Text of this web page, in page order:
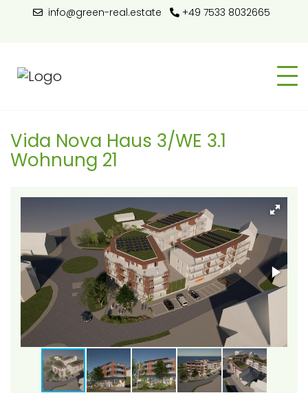
info@green-real.estate +49 7533 8032665
Vida Nova Haus 3/WE 3.1
Wohnung 21